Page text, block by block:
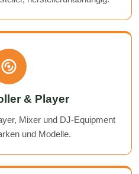
& Player
Mixer und DJ-Equipment
und Modelle.